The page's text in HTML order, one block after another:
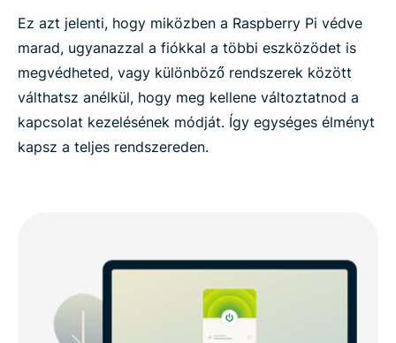
Ez azt jelenti, hogy miközben a Raspberry Pi védve
marad, ugyanazzal a fiókkal a többi eszközödet is
megvédheted, vagy különböző rendszerek között
válthatsz anélkül, hogy meg kellene változtatnod a
kapcsolat kezelésének módját. Így egységes élményt
kapsz a teljes rendszereden.